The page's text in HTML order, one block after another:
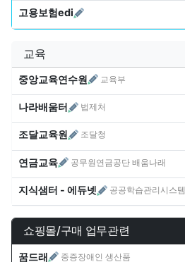
고용보험edi
교육
중앙교육연수원 교육부
나라배움터 법제처
조달교육원 조달청
연금교육 공무원연금공단 배움나래
지식샘터 - 에듀넷 공공학습관리시스템
쇼핑몰/구매 업무관련
꿈드래 중증장애인 생산품